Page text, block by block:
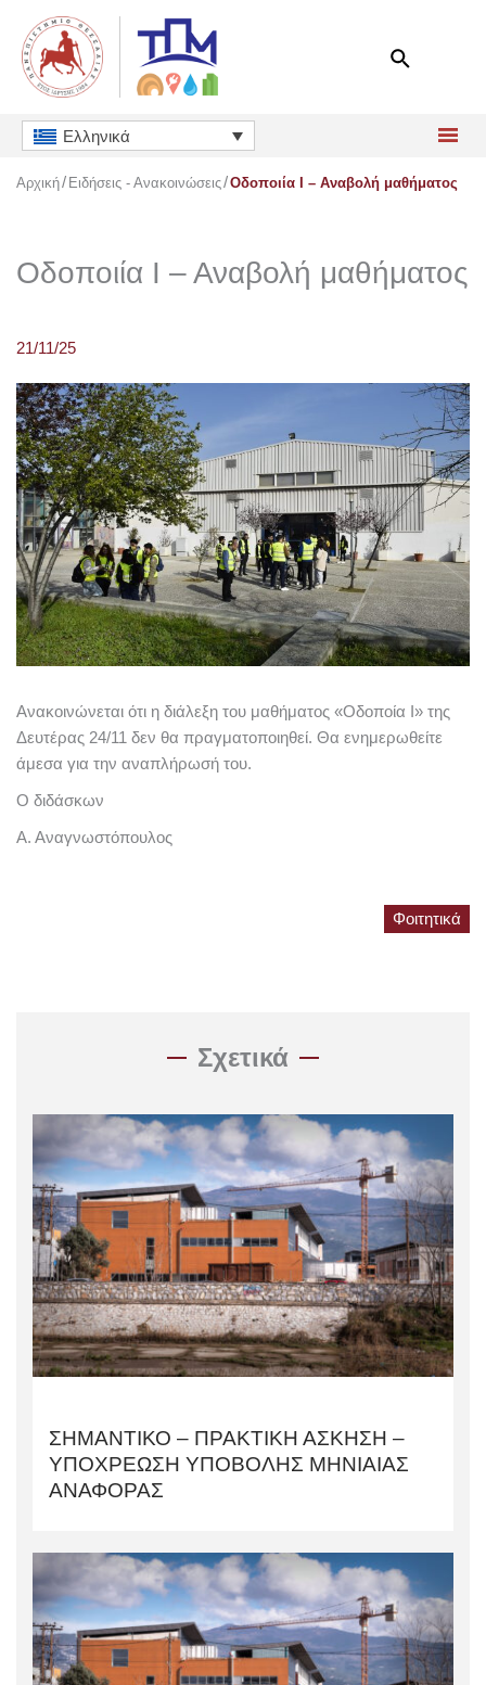
περιεχόμενο
Ελληνικά
Αρχική Ειδήσεις - Ανακοινώσεις Οδοποιία Ι – Αναβολή μαθήματος
Οδοποιία Ι – Αναβολή μαθήματος
21/11/25
Ανακοινώνεται ότι η διάλεξη του μαθήματος «Οδοποία Ι» της
Δευτέρας 24/11 δεν θα πραγματοποιηθεί. Θα ενημερωθείτε
άμεσα για την αναπλήρωσή του.
Ο διδάσκων
Α. Αναγνωστόπουλος
Φοιτητικά
Σχετικά
ΣΗΜΑΝΤΙΚΟ – ΠΡΑΚΤΙΚΗ ΑΣΚΗΣΗ –
ΥΠΟΧΡΕΩΣΗ ΥΠΟΒΟΛΗΣ ΜΗΝΙΑΙΑΣ
ΑΝΑΦΟΡΑΣ